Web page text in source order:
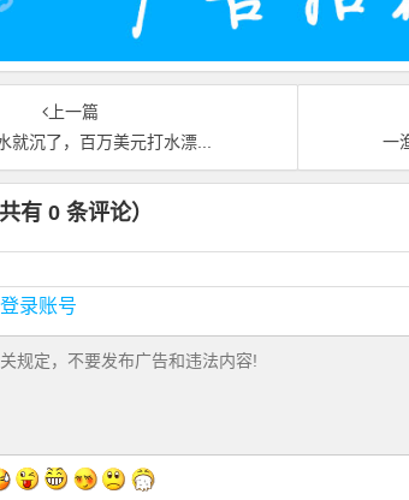
上一篇
就沉了，百万美元打水漂...
一
有 0 条评论）
登录账号